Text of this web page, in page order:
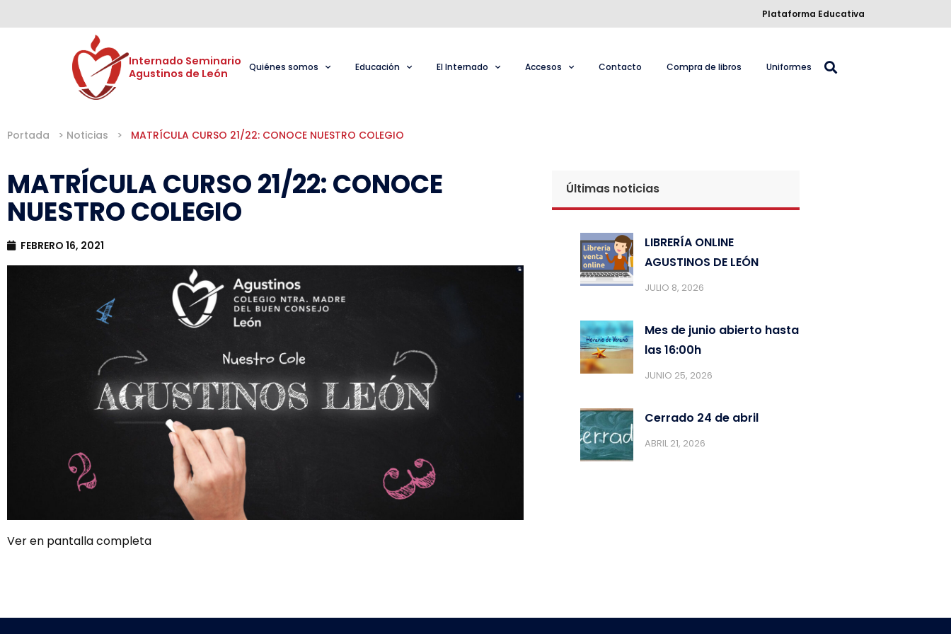
Plataforma Educativa
Internado Seminario
Agustinos de León
Quiénes somos Educación El Internado Accesos Contacto Compra de libros Uniformes
Portada > Noticias > MATRÍCULA CURSO 21/22: CONOCE NUESTRO COLEGIO
MATRÍCULA CURSO 21/22: CONOCE
NUESTRO COLEGIO
FEBRERO 16, 2021
Ver en pantalla completa
Últimas noticias
LIBRERÍA ONLINE
AGUSTINOS DE LEÓN
JULIO 8, 2026
Mes de junio abierto hasta
las 16:00h
JUNIO 25, 2026
Cerrado 24 de abril
ABRIL 21, 2026